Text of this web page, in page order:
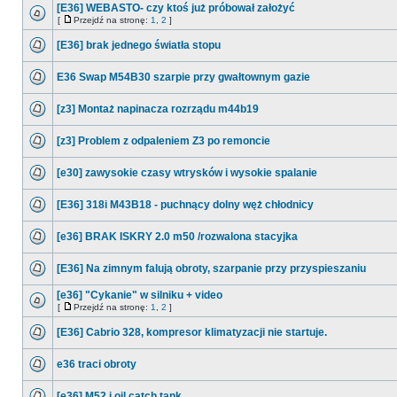
[E36] WEBASTO- czy ktoś już próbował założyć
[ Przejdź na stronę: 1 2 ]
[E36] brak jednego światła stopu
E36 Swap M54B30 szarpie przy gwałtownym gazie
[z3] Montaż napinacza rozrządu m44b19
[z3] Problem z odpaleniem Z3 po remoncie
[e30] zawysokie czasy wtrysków i wysokie spalanie
[E36] 318i M43B18 - puchnący dolny węż chłodnicy
[e36] BRAK ISKRY 2.0 m50 /rozwalona stacyjka
[E36] Na zimnym falują obroty, szarpanie przy przyspieszaniu
[e36] "Cykanie" w silniku + video
[ Przejdź na stronę: 1 2 ]
[E36] Cabrio 328, kompresor klimatyzacji nie startuje.
e36 traci obroty